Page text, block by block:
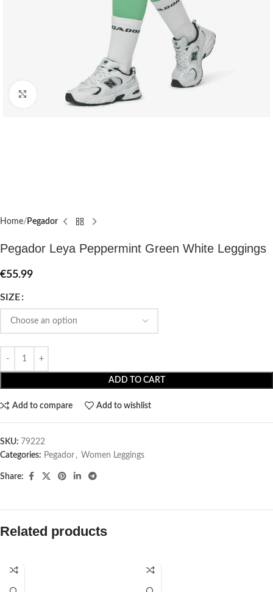
Click to enlarge
Home Pegador​
Pegador Leya Peppermint Green White Leggings
€55.99
SIZE
ADD TO CART
Add to compare Add to wishlist
SKU: 79222
Categories: Pegador​ , Women Leggings
Share:
Related products